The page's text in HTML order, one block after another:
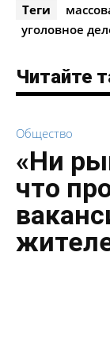
Теги
уголовное
Читайте
Общество
«Ни
что